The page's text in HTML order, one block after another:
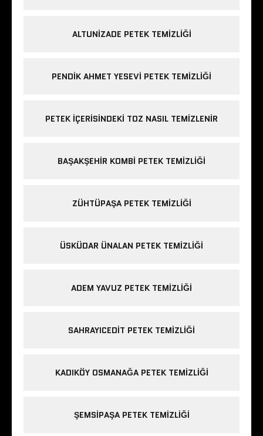
ALTUNIZADE PETEK TEMIZLIĞI
PENDIK AHMET YESEVI PETEK TEMIZLIĞI
PETEK IÇERISINDEKI TOZ NASIL TEMIZLENIR
BAŞAKŞEHIR KOMBI PETEK TEMIZLIĞI
ZÜHTÜPAŞA PETEK TEMIZLIĞI
ÜSKÜDAR ÜNALAN PETEK TEMIZLIĞI
ADEM YAVUZ PETEK TEMIZLIĞI
SAHRAYICEDIT PETEK TEMIZLIĞI
KADIKÖY OSMANAĞA PETEK TEMIZLIĞI
ŞEMSIPAŞA PETEK TEMIZLIĞI